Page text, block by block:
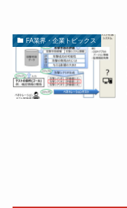
FA業界・企業トピックス